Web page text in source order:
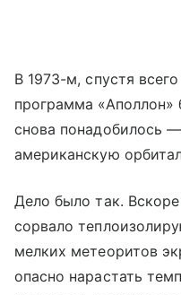
В 1973-м, спустя
программа «Аполлон»
снова понадобилось
американскую
Дело было так.
сорвало
мелких метеоритов
опасно нарастать